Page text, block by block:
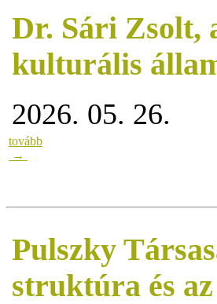
Dr. Sári Zsolt,
kulturális
2026. 05. 26.
tovább
→
Pulszky
struktúra és